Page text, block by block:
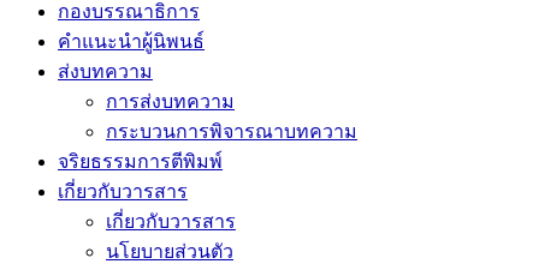
กองบรรณาธิการ
คำแนะนำผู้นิพนธ์
ส่งบทความ
การส่งบทความ
กระบวนการพิจารณาบทความ
จริยธรรมการตีพิมพ์
เกี่ยวกับวารสาร
เกี่ยวกับวารสาร
นโยบายส่วนตัว